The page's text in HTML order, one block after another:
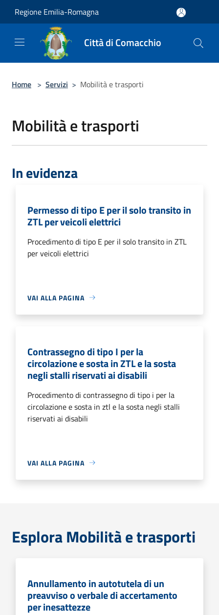
Regione Emilia-Romagna
Città di Comacchio
Home > Servizi > Mobilità e trasporti
Mobilità e trasporti
In evidenza
Permesso di tipo E per il solo transito in
ZTL per veicoli elettrici
Procedimento di tipo E per il solo transito in ZTL
per veicoli elettrici
VAI ALLA PAGINA
Contrassegno di tipo I per la
circolazione e sosta in ZTL e la sosta
negli stalli riservati ai disabili
Procedimento di contrassegno di tipo i per la
circolazione e sosta in ztl e la sosta negli stalli
riservati ai disabili
VAI ALLA PAGINA
Esplora Mobilità e trasporti
Annullamento in autotutela di un
preavviso o verbale di accertamento
per inesattezze